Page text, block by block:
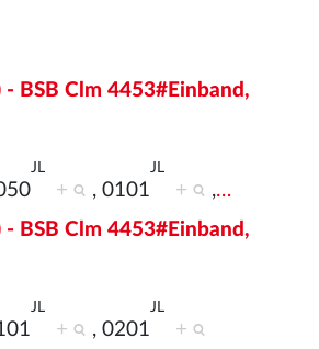
- BSB Clm 4453#Einband,
JL
+ , 0101
JL
+ ,…
- BSB Clm 4453#Einband,
JL
+ , 0201
JL
+